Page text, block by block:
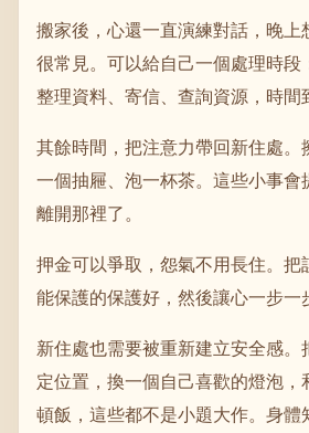
搬家後，心還一直演練對話，晚上
很常見。可以給自己一個處理時段
整理資料、寄信、查詢資源，時間
其餘時間，把注意力帶回新住處。
一個抽屜、泡一杯茶。這些小事會
離開那裡了。
押金可以爭取，怨氣不用長住。把
能保護的保護好，然後讓心一步一
新住處也需要被重新建立安全感。
定位置，換一個自己喜歡的燈泡，
頓飯，這些都不是小題大作。身體